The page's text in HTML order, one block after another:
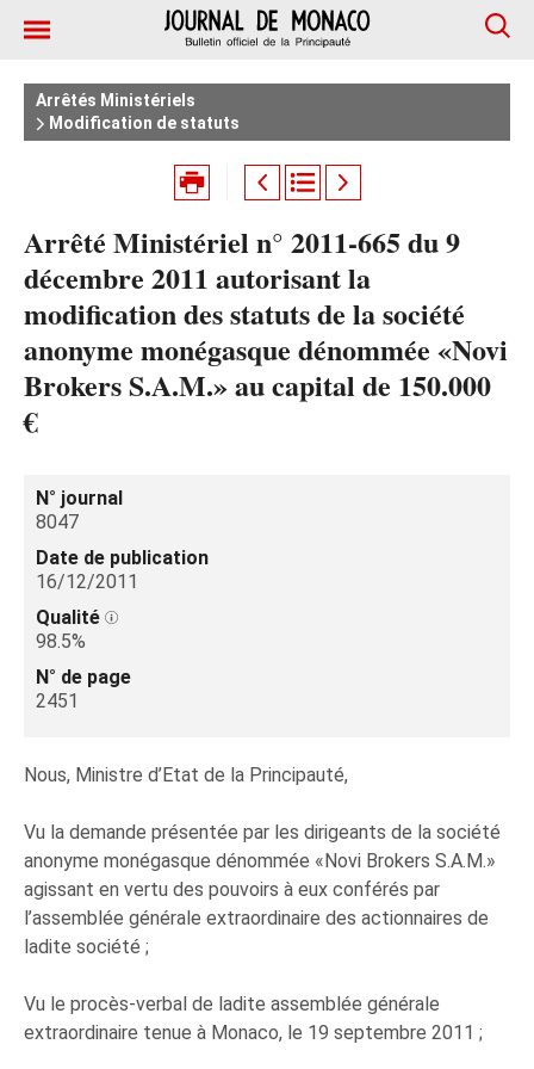
Arrêtés Ministériels
Modification de statuts
Arrêté Ministériel n° 2011-665 du 9
décembre 2011 autorisant la
modification des statuts de la société
anonyme monégasque dénommée «Novi
Brokers S.A.M.» au capital de 150.000
€
N° journal
8047
Date de publication
16/12/2011
Qualité
98.5%
N° de page
2451
Nous, Ministre d’Etat de la Principauté,
Vu la demande présentée par les dirigeants de la société
anonyme monégasque dénommée «Novi Brokers S.A.M.»
agissant en vertu des pouvoirs à eux conférés par
l’assemblée générale extraordinaire des actionnaires de
ladite société ;
Vu le procès-verbal de ladite assemblée générale
extraordinaire tenue à Monaco, le 19 septembre 2011 ;